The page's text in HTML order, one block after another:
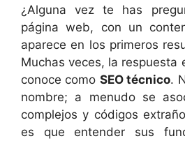
¿Alguna vez te has
página web, con un
aparece en los primeros
Muchas veces, la respuesta
conoce como SEO técnico.
nombre; a menudo se
complejos y códigos
es que entender sus